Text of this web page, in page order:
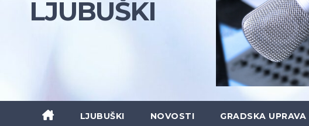
LJUBUŠKI
LJUBUŠKI NOVOSTI GRADSKA UPRAVA